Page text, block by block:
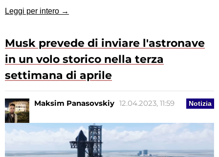
Leggi per intero →
Musk prevede di inviare l'astronave
in un volo storico nella terza
settimana di aprile
Notizia
Maksim Panasovskiy 12.04.2023, 11:59